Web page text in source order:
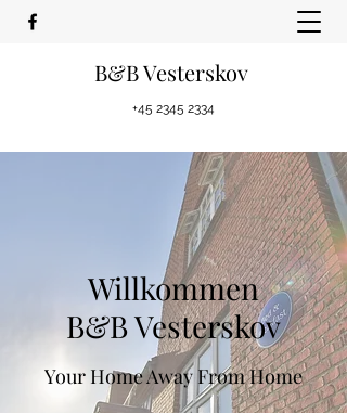
B&B Vesterskov
+45 2345 2334
Willkommen
B&B Vesterskov
Your Home Away From Home